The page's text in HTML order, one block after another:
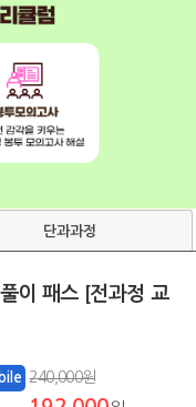
단과과정
이 패스 [전과정 교
240,000원